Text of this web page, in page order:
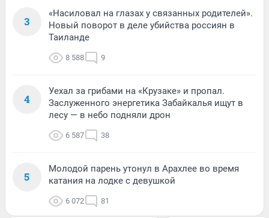
3
«Насиловал на глазах у связанных родителей».
Новый поворот в деле убийства россиян в
Таиланде
8 588 9
4
Уехал за грибами на «Крузаке» и пропал.
Заслуженного энергетика Забайкалья ищут в
лесу — в небо подняли дрон
6 587 38
5
Молодой парень утонул в Арахлее во время
катания на лодке с девушкой
6 072 81